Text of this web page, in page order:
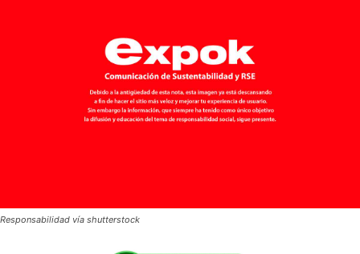
Responsabilidad vía shutterstock